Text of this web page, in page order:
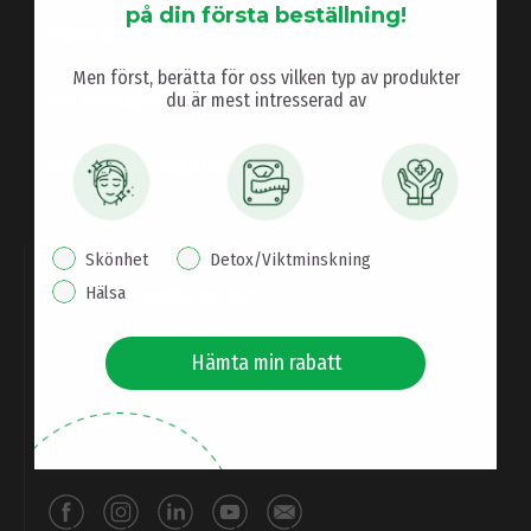
Hjälp & information
Personliga kosttillskott
Hjälp och beställningar:
info@natures-finest.se
Måndag – Fredag 8.00 – 16.00
på din första beställning!
Men först, berätta för oss vilken typ av produkter
du är mest intresserad av
interest pop up
Skönhet
Detox/Viktminskning
Hälsa
Hämta min rabatt